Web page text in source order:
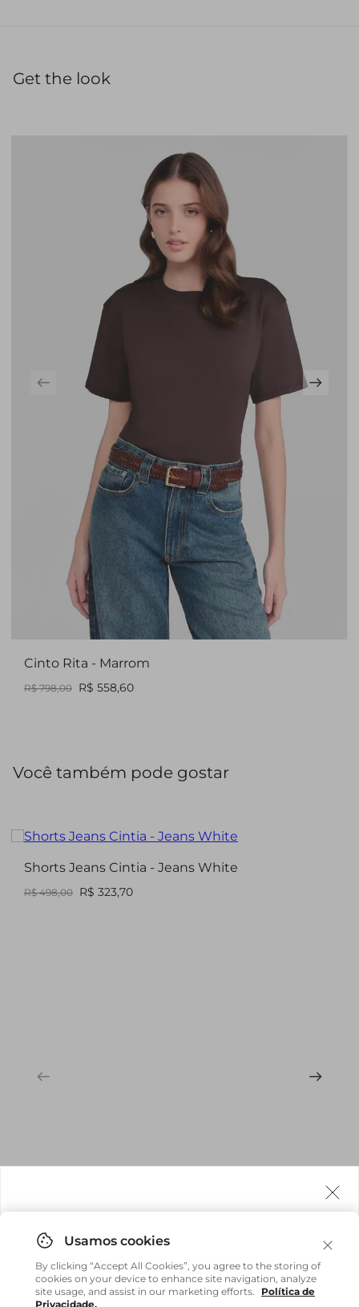
Comprimento curto
Fechamento frontal por zíper e botão de metal
Cós regular
A Bermuda Jeans Isis é confeccionada em jeans com
lavagem clássica e apresenta modelagem regular com
comprimento curto, garantindo conforto e versatilidade.
Possui cintura média, cós regular e fechamento frontal por
zíper e botão de metal. A barra a fio confere um toque
moderno e despojado à peça, enquanto os bolsos
funcionais completam o design, tornando-a ideal para
composições casuais e práticas do dia a dia.
Get the look
Cinto Rita - Marrom
R$ 798,00 R$ 558,60
Você também pode gostar
Shorts Jeans Cintia - Jeans White
R$ 498,00 R$ 323,70
em sua casa, não importa onde você estiver.
By clicking “Accept All Cookies”, you agree to the storing of
cookies on your device to enhance site navigation, analyze
site usage, and assist in our marketing efforts.
Política de
Privacidade.